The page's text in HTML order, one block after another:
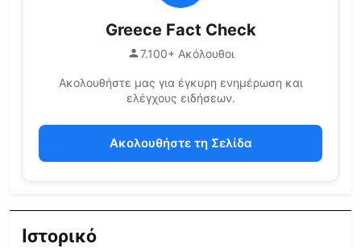
Greece Fact Check
7.100+ Ακόλουθοι
Ακολουθήστε μας για έγκυρη ενημέρωση και
ελέγχους ειδήσεων.
Ακολουθήστε τη Σελίδα
Ιστορικό